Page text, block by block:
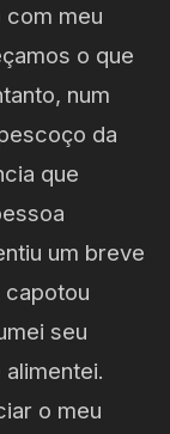
com meu
o que
num
da
que
um breve
capotou
seu
o meu